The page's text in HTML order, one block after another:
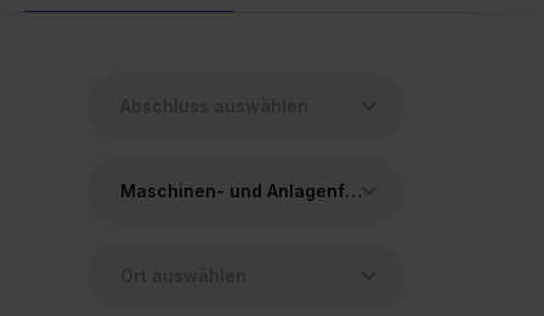
Maschinen- und Anlagenführer/in